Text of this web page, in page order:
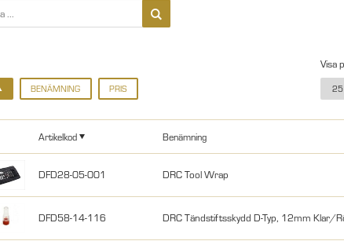
BENÄMNING PRIS
Visa
25
Artikelkod Benämning
DFD28-05-001 DRC Tool Wrap
DFD58-14-116 DRC Tändstiftsskydd D-Typ, 12mm Klar/